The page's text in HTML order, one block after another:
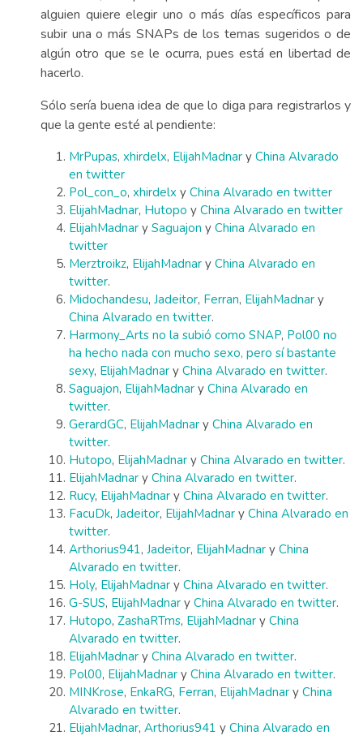
alguien quiere elegir uno o más días específicos para
subir una o más SNAPs de los temas sugeridos o de
algún otro que se le ocurra, pues está en libertad de
hacerlo.
Sólo sería buena idea de que lo diga para registrarlos y
que la gente esté al pendiente:
MrPupas, xhirdelx, ElijahMadnar y China Alvarado
en twitter
Pol_con_o, xhirdelx y China Alvarado en twitter
ElijahMadnar, Hutopo y China Alvarado en twitter
ElijahMadnar y Saguajon y China Alvarado en
twitter
Merztroikz, ElijahMadnar y China Alvarado en
twitter.
Midochandesu, Jadeitor, Ferran, ElijahMadnar y
China Alvarado en twitter.
Harmony_Arts no la subió como SNAP, Pol00 no
ha hecho nada con mucho sexo, pero sí bastante
sexy, ElijahMadnar y China Alvarado en twitter.
Saguajon, ElijahMadnar y China Alvarado en
twitter.
GerardGC, ElijahMadnar y China Alvarado en
twitter.
Hutopo, ElijahMadnar y China Alvarado en twitter.
ElijahMadnar y China Alvarado en twitter.
Rucy, ElijahMadnar y China Alvarado en twitter.
FacuDk, Jadeitor, ElijahMadnar y China Alvarado en
twitter.
Arthorius941, Jadeitor, ElijahMadnar y China
Alvarado en twitter.
Holy, ElijahMadnar y China Alvarado en twitter.
G-SUS, ElijahMadnar y China Alvarado en twitter.
Hutopo, ZashaRTms, ElijahMadnar y China
Alvarado en twitter.
ElijahMadnar y China Alvarado en twitter.
Pol00, ElijahMadnar y China Alvarado en twitter.
MINKrose, EnkaRG, Ferran, ElijahMadnar y China
Alvarado en twitter.
ElijahMadnar, Arthorius941 y China Alvarado en